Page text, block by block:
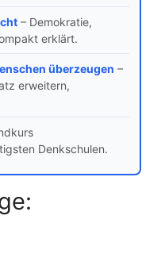
– Demokratie,
erklärt.
überzeugen –
erweitern,
Denkschulen.